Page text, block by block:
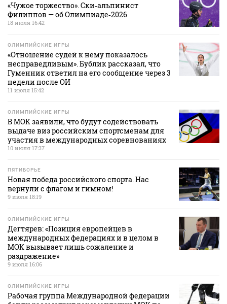
«Чужое торжество». Ски‑альпинист
Филиппов — об Олимпиаде‑2026
18 июля 16:42
ОЛИМПИЙСКИЕ ИГРЫ
«Отношение судей к нему показалось
несправедливым». Бублик рассказал, что
Гуменник ответил на его сообщение через 3
недели после ОИ
11 июля 15:42
ОЛИМПИЙСКИЕ ИГРЫ
В МОК заявили, что будут содействовать
выдаче виз российским спортсменам для
участия в международных соревнованиях
10 июля 17:37
ПЯТИБОРЬЕ
Новая победа российского спорта. Нас
вернули с флагом и гимном!
9 июля 18:19
ОЛИМПИЙСКИЕ ИГРЫ
Дегтярев: «Позиция европейцев в
международных федерациях и в целом в
МОК вызывает лишь сожаление и
раздражение»
9 июля 16:06
ОЛИМПИЙСКИЕ ИГРЫ
Рабочая группа Международной федерации